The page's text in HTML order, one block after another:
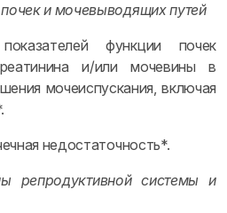
и мочевыводящих путей
функции почек
и/или мочевины в
мочеиспускания, включая
недостаточность*.
репродуктивной системы и